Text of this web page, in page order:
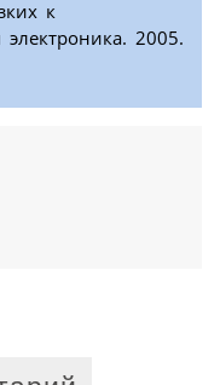
к
2005.